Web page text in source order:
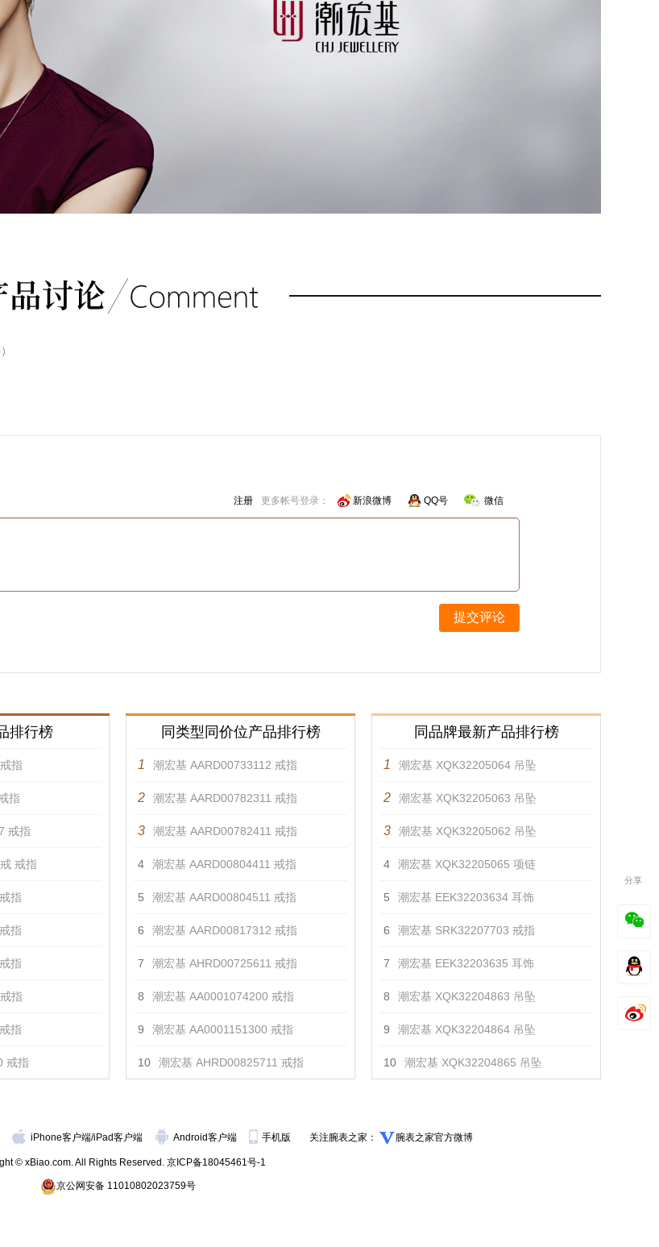
注册 更多帐号登录： 新浪微博 QQ号 微信
提交评论
排行榜
指
指
戒指
戒指
指
指
指
指
指
戒指
同类型同价位产品排行榜
1 潮宏基 AARD00733112 戒指
2 潮宏基 AARD00782311 戒指
3 潮宏基 AARD00782411 戒指
4 潮宏基 AARD00804411 戒指
5 潮宏基 AARD00804511 戒指
6 潮宏基 AARD00817312 戒指
7 潮宏基 AHRD00725611 戒指
8 潮宏基 AA0001074200 戒指
9 潮宏基 AA0001151300 戒指
10 潮宏基 AHRD00825711 戒指
同品牌最新产品排行榜
1 潮宏基 XQK32205064 吊坠
2 潮宏基 XQK32205063 吊坠
3 潮宏基 XQK32205062 吊坠
4 潮宏基 XQK32205065 项链
5 潮宏基 EEK32203634 耳饰
6 潮宏基 SRK32207703 戒指
7 潮宏基 EEK32203635 耳饰
8 潮宏基 XQK32204863 吊坠
9 潮宏基 XQK32204864 吊坠
10 潮宏基 XQK32204865 吊坠
iPhone客户端/iPad客户端 Android客户端 手机版 关注腕表之家： 腕表之家官方微博
© xBiao.com. All Rights Reserved. 京ICP备18045461号-1
京公网安备 11010802023759号
分享